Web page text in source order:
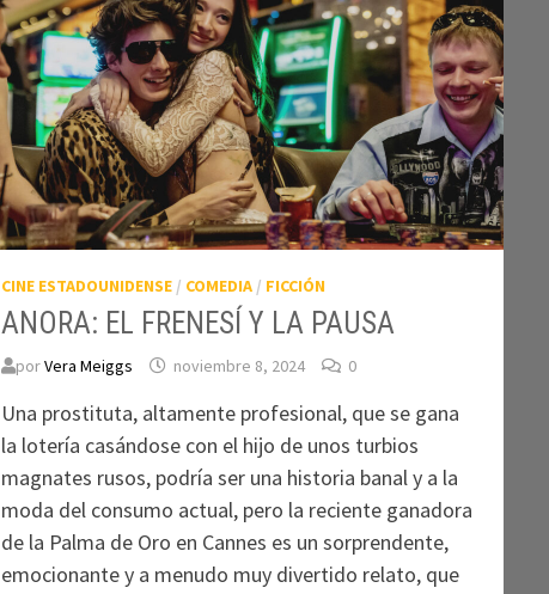
CINE ESTADOUNIDENSE/ COMEDIA/ FICCIÓN
ANORA: EL FRENESÍ Y LA PAUSA
porVera Meiggs noviembre 8, 2024 0
Una prostituta, altamente profesional, que se gana
la lotería casándose con el hijo de unos turbios
magnates rusos, podría ser una historia banal y a la
moda del consumo actual, pero la reciente ganadora
de la Palma de Oro en Cannes es un sorprendente,
emocionante y a menudo muy divertido relato, que